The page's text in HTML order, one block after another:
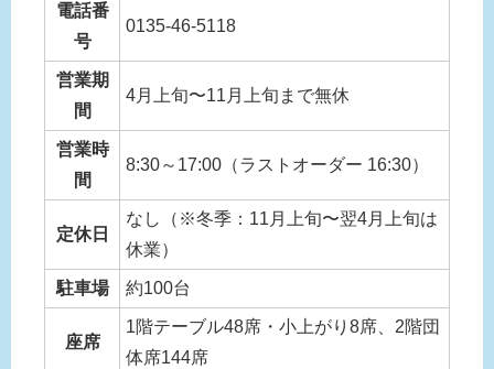
電話番
号
0135‑46‑5118
営業期
間
4月上旬〜11月上旬まで無休
営業時
間
8:30～17:00（ラストオーダー 16:30）
定休日
なし（※冬季：11月上旬〜翌4月上旬は
休業）
駐車場 約100台
座席
1階テーブル48席・小上がり8席、2階団
体席144席